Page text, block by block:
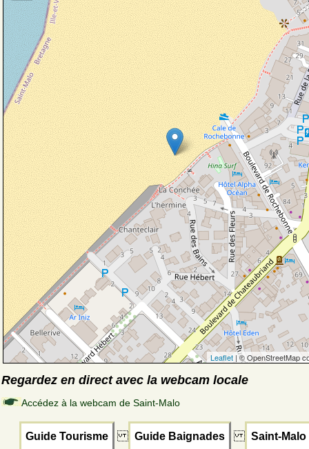
Leaflet | © OpenStreetMap
Regardez en direct avec la webcam locale
Accédez à la webcam de Saint-Malo
Guide Tourisme Guide Baignades Saint-Malo